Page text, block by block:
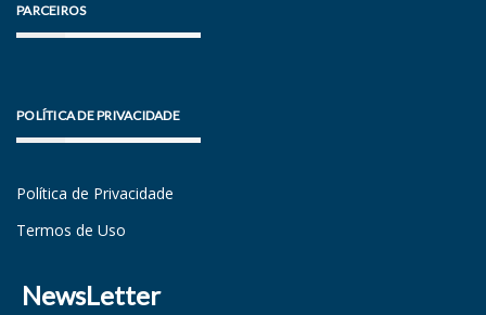
PARCEIROS
POLÍTICA DE PRIVACIDADE
Política de Privacidade
Termos de Uso
NewsLetter